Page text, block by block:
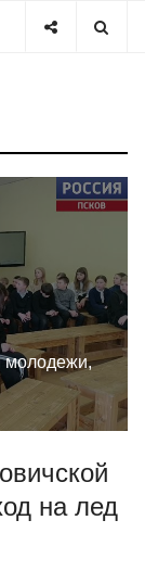
молодежи,
на лед